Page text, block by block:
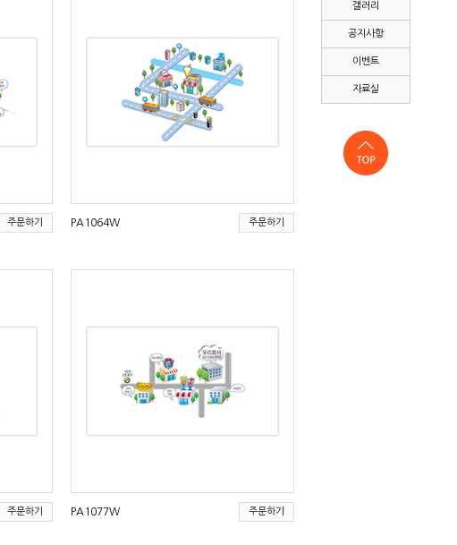
갤러리
공지사항
이벤트
자료실
주문하기 PA1064W 주문하기
주문하기 PA1077W 주문하기